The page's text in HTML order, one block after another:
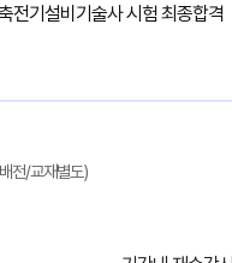
전기설비기술사 시험 최종합격
전/교재별도)